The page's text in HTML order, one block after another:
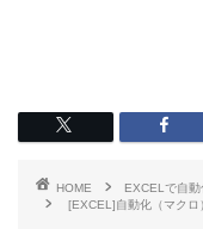
HOME
EXCELで自動
[EXCEL]自動化（マクロ